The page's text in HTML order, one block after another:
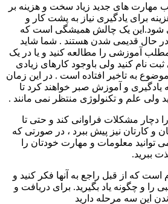
مهارت های جدید زیاد سخت و هزینه بر
برای یادگیری نیاز به پشت کار و
شود.این یک چالش همیشگی است که
حال قدیمی شدن هستند . شما شاید
آموزشی را مطالعه کنید و یا در یک
نام کنید ولی باوجود کارهای زیادی
موضوع به تاخیر افتاده است . در این زمان
یادگیری و آموزش صبر خواهند کرد تا
ولی علم و تکنولوژی منتظر نمی مانند .
دچار مشکلات فراوانی کند و حتی تا
و کارتان نیز پیش ببرد ، در صورتی که
معلومات و مهارت خودتان را
ببرید.
که از قبل راجع به آنها فکر کنید و
را و چگونه یاد بگیرید. برای دریافت و
این سه مرحله دارید